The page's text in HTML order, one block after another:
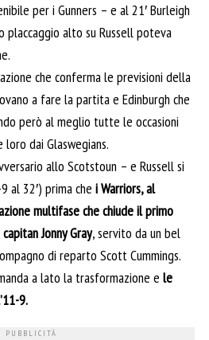
per i Gunners – e al 21′ Burleigh
placcaggio alto su Russell poteva
che conferma le previsioni della
a fare la partita e Edinburgh che
però al meglio tutte le occasioni
loro dai Glaswegians.
allo Scotstoun – e Russell si
al 32′) prima che i Warriors, al
multifase che chiude il primo
Jonny Gray, servito da un bel
di reparto Scott Cummings.
a lato la trasformazione e le
9.